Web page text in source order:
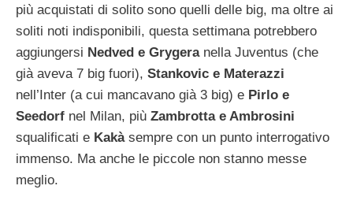
più acquistati di solito sono quelli delle big, ma oltre ai
soliti noti indisponibili, questa settimana potrebbero
aggiungersi Nedved e Grygeranella Juventus (che
già aveva 7 big fuori), Stankovic e Materazzi
nell’Inter (a cui mancavano già 3 big) e Pirlo e
Seedorf nel Milan, più Zambrotta e Ambrosini
squalificati e Kakà sempre con un punto interrogativo
immenso. Ma anche le piccole non stanno messe
meglio.